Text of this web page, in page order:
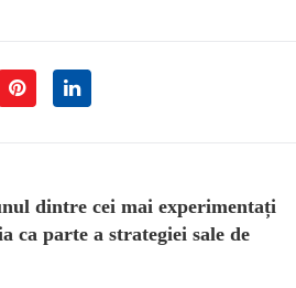
dintre cei mai experimentați
ca parte a strategiei sale de